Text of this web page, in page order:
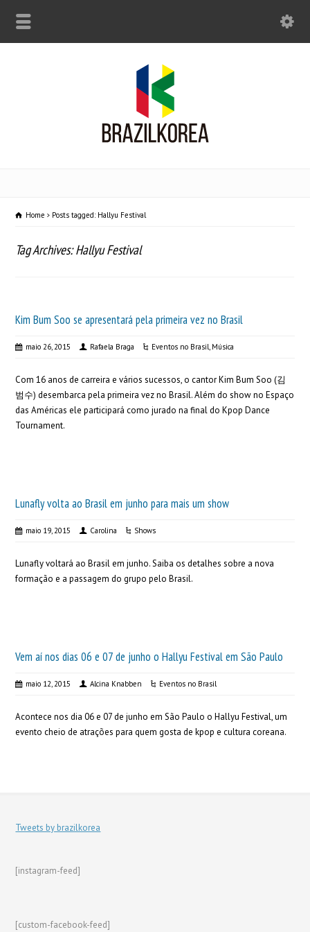
Home Posts tagged: Hallyu Festival
Tag Archives: Hallyu Festival
Kim Bum Soo se apresentará pela primeira vez no Brasil
maio 26, 2015 Rafaela Braga Eventos no Brasil, Música
Com 16 anos de carreira e vários sucessos, o cantor Kim Bum Soo (김
범수) desembarca pela primeira vez no Brasil. Além do show no Espaço
das Américas ele participará como jurado na final do Kpop Dance
Tournament.
Lunafly volta ao Brasil em junho para mais um show
maio 19, 2015 Carolina Shows
Lunafly voltará ao Brasil em junho. Saiba os detalhes sobre a nova
formação e a passagem do grupo pelo Brasil.
Vem aí nos dias 06 e 07 de junho o Hallyu Festival em São Paulo
maio 12, 2015 Alcina Knabben Eventos no Brasil
Acontece nos dia 06 e 07 de junho em São Paulo o Hallyu Festival, um
evento cheio de atrações para quem gosta de kpop e cultura coreana.
Tweets by brazilkorea
[instagram-feed]
[custom-facebook-feed]